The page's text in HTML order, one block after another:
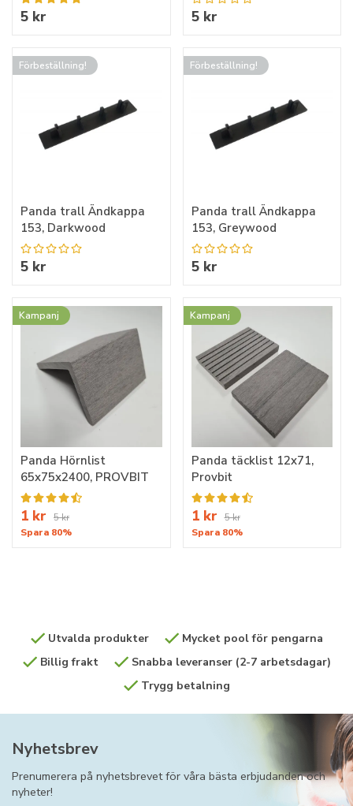
5 kr 5 kr
Förbeställning!
Panda trall Ändkappa
153, Darkwood
5 kr
Förbeställning!
Panda trall Ändkappa
153, Greywood
5 kr
Kampanj
Panda Hörnlist
65x75x2400, PROVBIT
1 kr
5 kr
Spara 80%
Kampanj
Panda täcklist 12x71,
Provbit
1 kr 5 kr
Spara 80%
Utvalda produkter
Mycket pool för pengarna
Billig frakt
Snabba leveranser (2-7 arbetsdagar)
Trygg betalning
Nyhetsbrev
Prenumerera på nyhetsbrevet för våra bästa erbjudanden och
nyheter!